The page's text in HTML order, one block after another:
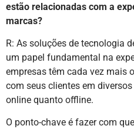
estão relacionadas com a
marcas?
R: As soluções de tecnologia
um papel fundamental na
empresas têm cada vez mais
com seus clientes em
online quanto offline.
O ponto-chave é fazer com